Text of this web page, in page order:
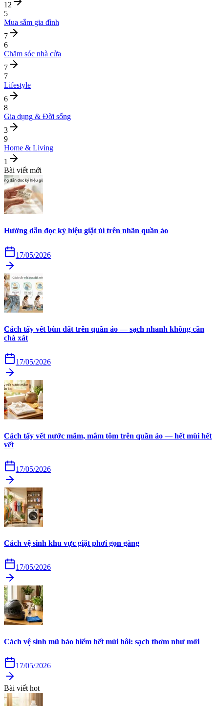
12
5
Mua sắm gia đình
7
6
Chăm sóc nhà cửa
7
7
Lifestyle
6
8
Gia dụng & Đời sống
3
9
Home & Living
1
Bài viết mới
Hướng dẫn đọc ký hiệu giặt ủi trên nhãn quần áo
17/05/2026
Cách tẩy vết bùn đất trên quần áo — sạch nhanh không cần
chà xát
17/05/2026
Cách tẩy vết nước mắm, mắm tôm trên quần áo — hết mùi hết
vết
17/05/2026
Cách vệ sinh khu vực giặt phơi gọn gàng
17/05/2026
Cách vệ sinh mũ bảo hiểm hết mùi hôi: sạch thơm như mới
17/05/2026
Bài viết hot